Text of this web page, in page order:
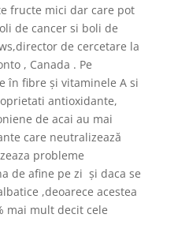
fructe mici dar care pot
de cancer si boli de
de cercetare la
, Canada . Pe
în fibre şi vitaminele A si
antioxidante,
de acai au mai
care neutralizează
probleme
de afine pe zi şi daca se
,deoarece acestea
mai mult decit cele